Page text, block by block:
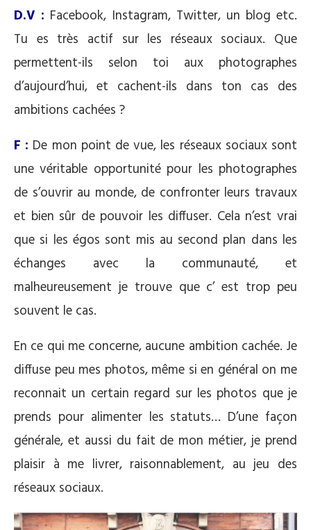
D.V : Facebook, Instagram, Twitter, un blog etc.
Tu es très actif sur les réseaux sociaux. Que
permettent-ils selon toi aux photographes
d’aujourd’hui, et cachent-ils dans ton cas des
ambitions cachées ?
F : De mon point de vue, les réseaux sociaux sont
une véritable opportunité pour les photographes
de s’ouvrir au monde, de confronter leurs travaux
et bien sûr de pouvoir les diffuser. Cela n’est vrai
que si les égos sont mis au second plan dans les
échanges avec la communauté, et
malheureusement je trouve que c’ est trop peu
souvent le cas.
En ce qui me concerne, aucune ambition cachée. Je
diffuse peu mes photos, même si en général on me
reconnait un certain regard sur les photos que je
prends pour alimenter les statuts… D’une façon
générale, et aussi du fait de mon métier, je prend
plaisir à me livrer, raisonnablement, au jeu des
réseaux sociaux.